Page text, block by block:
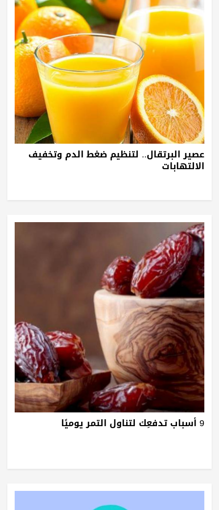
عصير البرتقال.. لتنظيم ضغط الدم وتخفيف
الالتهابات
9 أسباب تدفعِك لتناول التمر يوميًا